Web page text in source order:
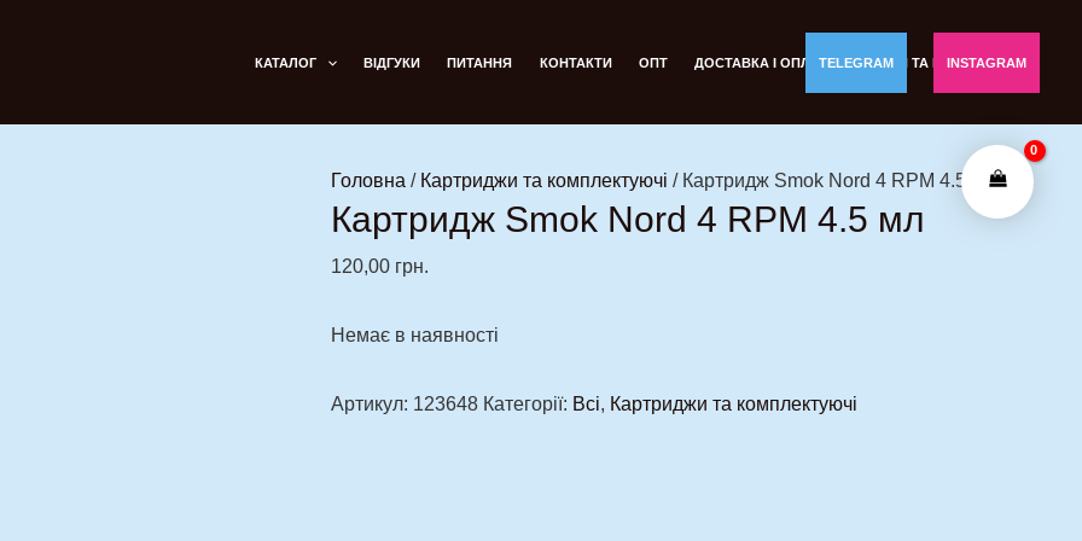
КАТАЛОГ ВІДГУКИ ПИТАННЯ КОНТАКТИ ОПТ ДОСТАВКА І ОПЛАТА ОБМІН ТА ПОВЕРНЕННЯ
TELEGRAM INSTAGRAM
Головна / Картриджи та комплектуючі / Картридж Smok Nord 4 RPM 4.5 мл
Картридж Smok Nord 4 RPM 4.5 мл
120,00 грн.
Немає в наявності
Артикул: 123648 Категорії: Всі, Картриджи та комплектуючі